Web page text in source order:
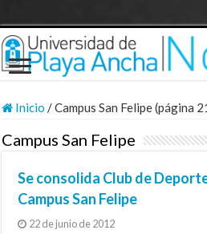
Inicio /Campus San Felipe (página
Campus San Felipe
Se consolida Club de
Campus San Felipe
22 de junio de 2012